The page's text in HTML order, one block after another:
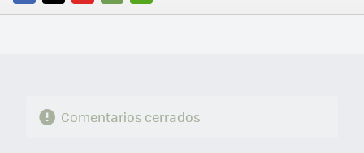
FACEBOOK
TWITTERFLIPBOARD
E-
WHATSAPP
Comentarios cerrados